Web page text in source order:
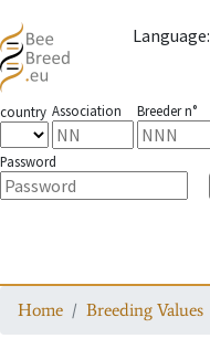
Language:
country Association Breeder n°
Password
Home Breeding Values